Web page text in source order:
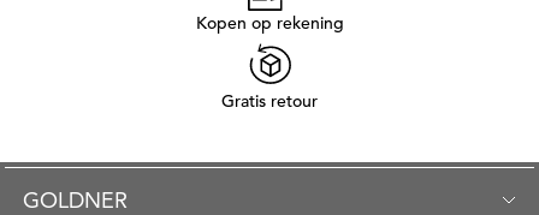
Kopen op rekening
Gratis retour
GOLDNER